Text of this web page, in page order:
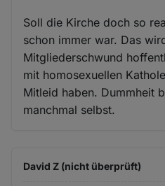
Soll die Kirche doch so
schon immer war. Das
Mitgliederschwund
mit homosexuellen
Mitleid haben. Dummheit
manchmal selbst.
David Z (nicht überprüft)